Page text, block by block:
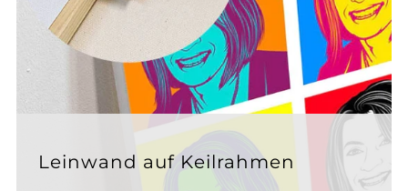
Leinwand auf Keilrahmen